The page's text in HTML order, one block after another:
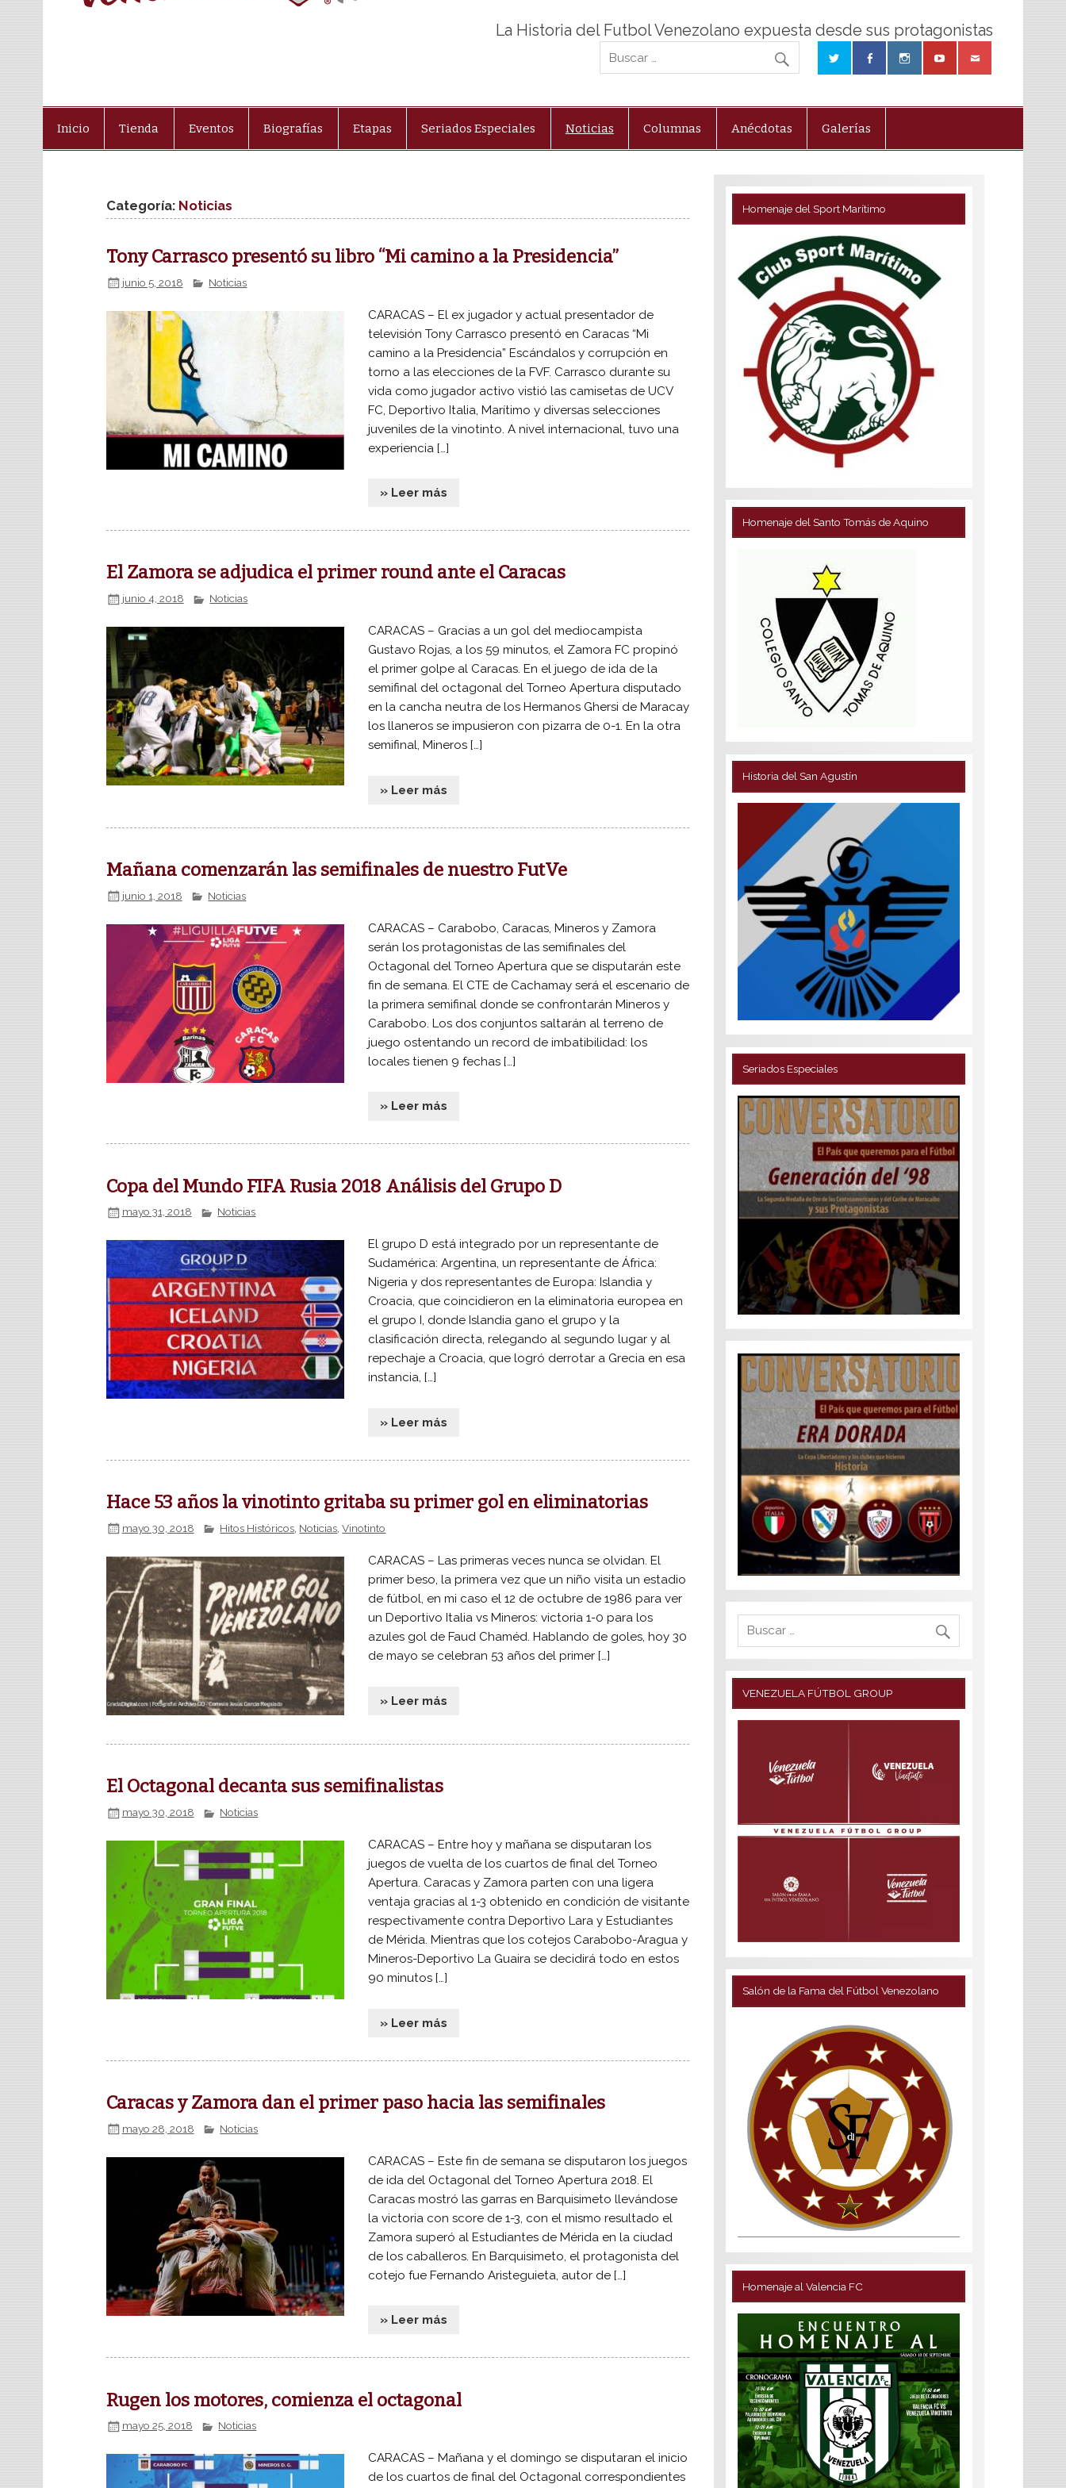
La Historia del Futbol Venezolano expuesta desde sus protagonistas
Inicio Tienda Eventos Biografías Etapas Seriados Especiales Noticias Columnas Anécdotas Galerías
Categoría: Noticias
Tony Carrasco presentó su libro “Mi camino a la Presidencia”
junio 5, 2018 Noticias
CARACAS – El ex jugador y actual presentador de
televisión Tony Carrasco presentó en Caracas “Mi
camino a la Presidencia” Escándalos y corrupción en
torno a las elecciones de la FVF. Carrasco durante su
vida como jugador activo vistió las camisetas de UCV
FC, Deportivo Italia, Marítimo y diversas selecciones
juveniles de la vinotinto. A nivel internacional, tuvo una
experiencia […]
» Leer más
El Zamora se adjudica el primer round ante el Caracas
junio 4, 2018 Noticias
CARACAS – Gracias a un gol del mediocampista
Gustavo Rojas, a los 59 minutos, el Zamora FC propinó
el primer golpe al Caracas. En el juego de ida de la
semifinal del octagonal del Torneo Apertura disputado
en la cancha neutra de los Hermanos Ghersi de Maracay
los llaneros se impusieron con pizarra de 0-1. En la otra
semifinal, Mineros […]
» Leer más
Mañana comenzarán las semifinales de nuestro FutVe
junio 1, 2018 Noticias
CARACAS – Carabobo, Caracas, Mineros y Zamora
serán los protagonistas de las semifinales del
Octagonal del Torneo Apertura que se disputarán este
fin de semana. El CTE de Cachamay será el escenario de
la primera semifinal donde se confrontarán Mineros y
Carabobo. Los dos conjuntos saltarán al terreno de
juego ostentando un record de imbatibilidad: los
locales tienen 9 fechas […]
» Leer más
Copa del Mundo FIFA Rusia 2018 Análisis del Grupo D
mayo 31, 2018 Noticias
El grupo D está integrado por un representante de
Sudamérica: Argentina, un representante de África:
Nigeria y dos representantes de Europa: Islandia y
Croacia, que coincidieron en la eliminatoria europea en
el grupo I, donde Islandia gano el grupo y la
clasificación directa, relegando al segundo lugar y al
repechaje a Croacia, que logró derrotar a Grecia en esa
instancia, […]
» Leer más
Hace 53 años la vinotinto gritaba su primer gol en eliminatorias
mayo 30, 2018 Hitos Históricos Noticias ,Vinotinto
CARACAS – Las primeras veces nunca se olvidan. El
primer beso, la primera vez que un niño visita un estadio
de fútbol, en mi caso el 12 de octubre de 1986 para ver
un Deportivo Italia vs Mineros: victoria 1-0 para los
azules gol de Faud Chaméd. Hablando de goles, hoy 30
de mayo se celebran 53 años del primer […]
» Leer más
El Octagonal decanta sus semifinalistas
mayo 30, 2018 Noticias
CARACAS – Entre hoy y mañana se disputaran los
juegos de vuelta de los cuartos de final del Torneo
Apertura. Caracas y Zamora parten con una ligera
ventaja gracias al 1-3 obtenido en condición de visitante
respectivamente contra Deportivo Lara y Estudiantes
de Mérida. Mientras que los cotejos Carabobo-Aragua y
Mineros-Deportivo La Guaira se decidirá todo en estos
90 minutos […]
» Leer más
Caracas y Zamora dan el primer paso hacia las semifinales
mayo 28, 2018 Noticias
CARACAS – Este fin de semana se disputaron los juegos
de ida del Octagonal del Torneo Apertura 2018. El
Caracas mostró las garras en Barquisimeto llevándose
la victoria con score de 1-3, con el mismo resultado el
Zamora superó al Estudiantes de Mérida en la ciudad
de los caballeros. En Barquisimeto, el protagonista del
cotejo fue Fernando Aristeguieta, autor de […]
» Leer más
Rugen los motores, comienza el octagonal
mayo 25, 2018 Noticias
CARACAS – Mañana y el domingo se disputaran el inicio
de los cuartos de final del Octagonal correspondientes
Homenaje del Sport Marítimo
Homenaje del Santo Tomás de Aquino
Historia del San Agustín
Seriados Especiales
VENEZUELA FÚTBOL GROUP
Salón de la Fama del Fútbol Venezolano
Homenaje al Valencia FC